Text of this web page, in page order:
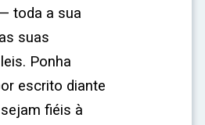
toda a sua
suas
Ponha
escrito diante
fiéis à